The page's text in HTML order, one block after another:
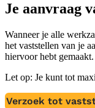
Je aanvraag
Wanneer je alle
het vaststellen van je
hiervoor hebt
Let op: Je kunt tot
Verzoek tot